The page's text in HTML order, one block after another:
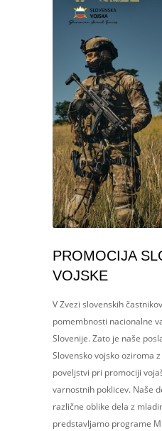
PROMOCIJA
VOJSKE
V Zvezi slovenskih
pomembnosti nacionalne
Slovenije. Zato je naše
Slovensko vojsko oziroma
poveljstvi pri promociji
varnostnih poklicev. Naše
različne oblike dela z
predstavljamo programe